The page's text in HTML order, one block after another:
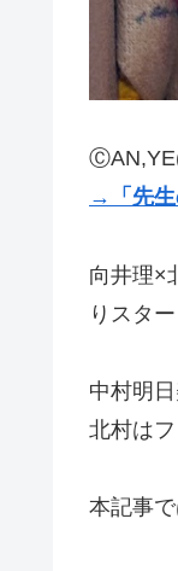
→「先生
向井理×
りスター
中村明
北村は
本記事